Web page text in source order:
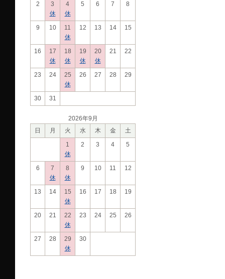
2
3
休
4
休
5 6 7 8
9 10
11
休
12 13 14 15
16
17
休
18
休
19
休
20
休
21 22
23 24
25
休
26 27 28 29
30 31
2026年9月
日
月 火 水 木 金
土
1
休
2 3 4 5
6
7
休
8
休
9 10 11 12
13 14
15
休
16 17 18 19
20 21
22
休
23 24 25 26
27 28
29
休
30